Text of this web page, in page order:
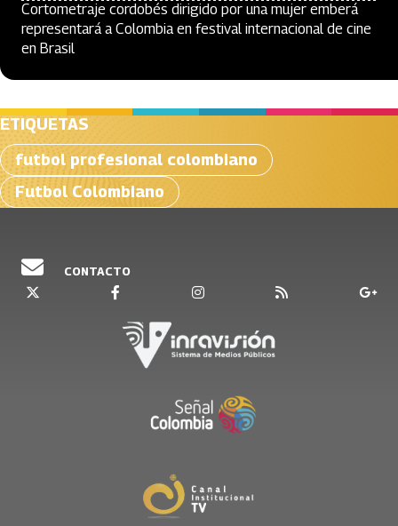
Cortometraje cordobés dirigido por una mujer emberá
representará a Colombia en festival internacional de cine
en Brasil
ETIQUETAS
futbol profesional colombiano
Futbol Colombiano
CONTACTO